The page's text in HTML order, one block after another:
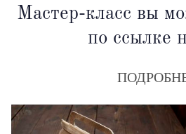
Мастер-класс вы
по ссылке